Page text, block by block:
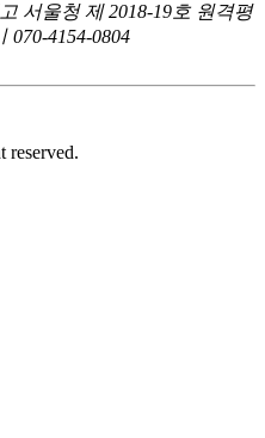
서울청 제 2018-19호 원격평
070-4154-0804